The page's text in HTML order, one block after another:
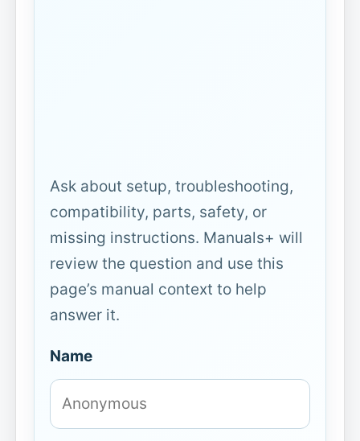
Ask about setup, troubleshooting,
compatibility, parts, safety, or
missing instructions. Manuals+ will
review the question and use this
page’s manual context to help
answer it.
Name